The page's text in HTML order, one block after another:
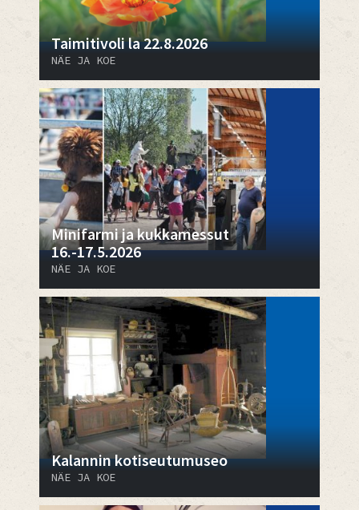
Taimitivoli la 22.8.2026
NÄE JA KOE
Minifarmi ja kukkamessut
16.-17.5.2026
NÄE JA KOE
Kalannin kotiseutumuseo
NÄE JA KOE